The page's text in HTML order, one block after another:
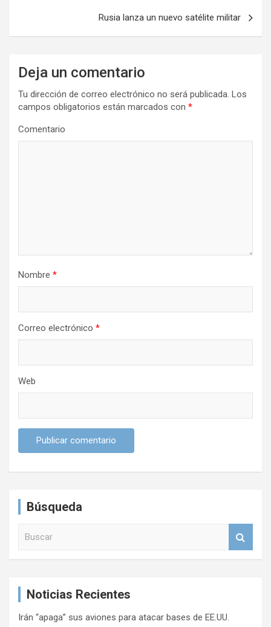
Rusia lanza un nuevo satélite militar
Deja un comentario
Tu dirección de correo electrónico no será publicada. Los
campos obligatorios están marcados con *
Comentario
Nombre *
Correo electrónico *
Web
Búsqueda
Noticias Recientes
Irán “apaga” sus aviones para atacar bases de EE.UU.